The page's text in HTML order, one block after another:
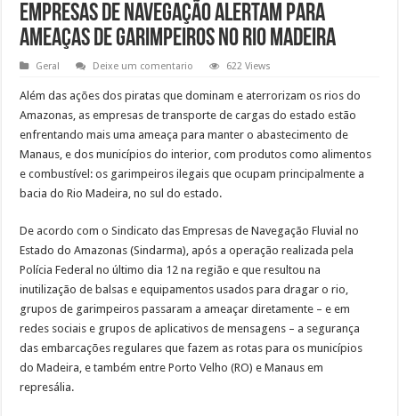
Empresas de navegação alertam para
ameaças de garimpeiros no Rio Madeira
Geral Deixe um comentario 622 Views
Além das ações dos piratas que dominam e aterrorizam os rios do
Amazonas, as empresas de transporte de cargas do estado estão
enfrentando mais uma ameaça para manter o abastecimento de
Manaus, e dos municípios do interior, com produtos como alimentos
e combustível: os garimpeiros ilegais que ocupam principalmente a
bacia do Rio Madeira, no sul do estado.
De acordo com o Sindicato das Empresas de Navegação Fluvial no
Estado do Amazonas (Sindarma), após a operação realizada pela
Polícia Federal no último dia 12 na região e que resultou na
inutilização de balsas e equipamentos usados para dragar o rio,
grupos de garimpeiros passaram a ameaçar diretamente – e em
redes sociais e grupos de aplicativos de mensagens – a segurança
das embarcações regulares que fazem as rotas para os municípios
do Madeira, e também entre Porto Velho (RO) e Manaus em
represália.